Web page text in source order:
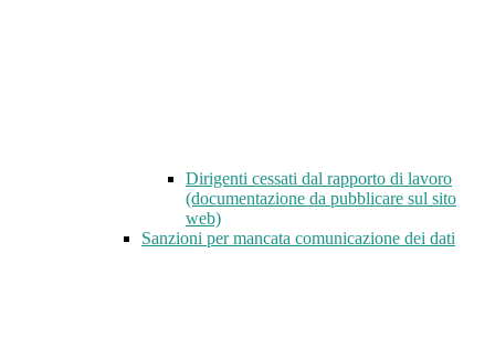
Dirigenti cessati dal rapporto di lavoro
(documentazione da pubblicare sul sito
web)
Sanzioni per mancata comunicazione dei dati